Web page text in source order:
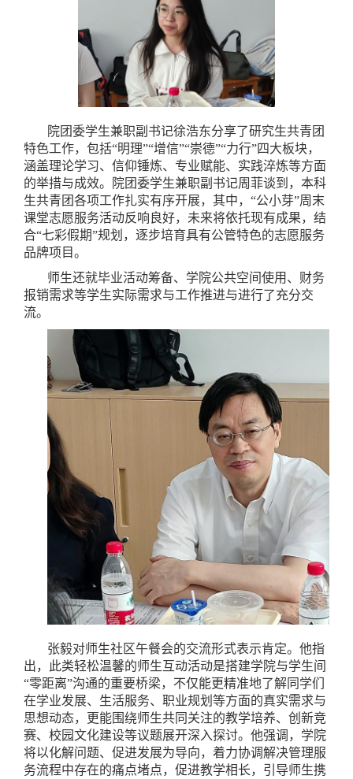
院团委学生兼职副书记徐浩东分享了研究生共青团
特色工作，包括“明理”“增信”“崇德”“力行”四大板块，
涵盖理论学习、信仰锤炼、专业赋能、实践淬炼等方面
的举措与成效。院团委学生兼职副书记周菲谈到，本科
生共青团各项工作扎实有序开展，其中，“公小芽”周末
课堂志愿服务活动反响良好，未来将依托现有成果，结
合“七彩假期”规划，逐步培育具有公管特色的志愿服务
品牌项目。
师生还就毕业活动筹备、学院公共空间使用、财务
报销需求等学生实际需求与工作推进与进行了充分交
流。
张毅对师生社区午餐会的交流形式表示肯定。他指
出，此类轻松温馨的师生互动活动是搭建学院与学生间
“零距离”沟通的重要桥梁，不仅能更精准地了解同学们
在学业发展、生活服务、职业规划等方面的真实需求与
思想动态，更能围绕师生共同关注的教学培养、创新竞
赛、校园文化建设等议题展开深入探讨。他强调，学院
将以化解问题、促进发展为导向，着力协调解决管理服
务流程中存在的痛点堵点，促进教学相长，引导师生携